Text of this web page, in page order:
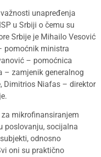
unapređenja
u Srbiji o čemu su
Srbije je Mihailo Vesović
pomoćnik ministra
– pomoćnica
– zamjenik generalnog
Dimitrios Niafas – direktor
mikrofinansiranjem
poslovanju, socijalna
odnosno
oni su praktično